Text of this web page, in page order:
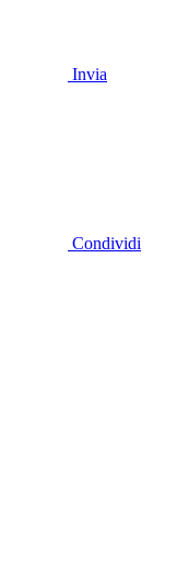
Invia
Condividi